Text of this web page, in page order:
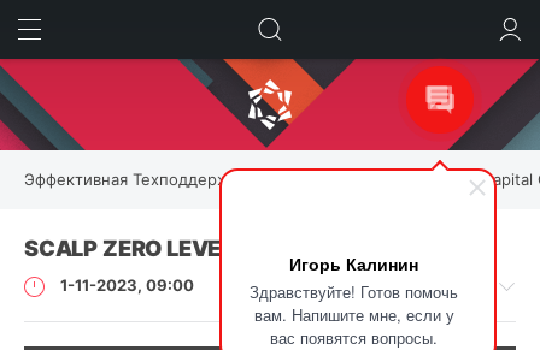
Игорь Калинин
Здравствуйте! Готов помочь
вам. Напишите мне, если у
вас появятся вопросы.
ВОЙТИ
Эффективная Техподдержка для Форекс Роботов | Kalinka Capital
SCALP ZERO LEVEL V.1.0
1-11-2023, 09:00